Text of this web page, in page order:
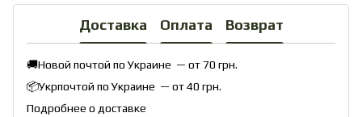
Доставка Оплата Возврат
🚚Новой почтой по Украине — от 70 грн.
📦Укрпочтой по Украине — от 40 грн.
Подробнее о доставке